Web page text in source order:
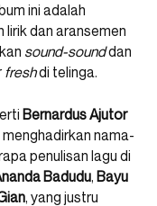
ini adalah
dan aransemen
sound-sounddan
freshdi telinga.
Bernardus Ajutor
nama-
penulisan lagu di
Badudu, Bayu
, yang justru